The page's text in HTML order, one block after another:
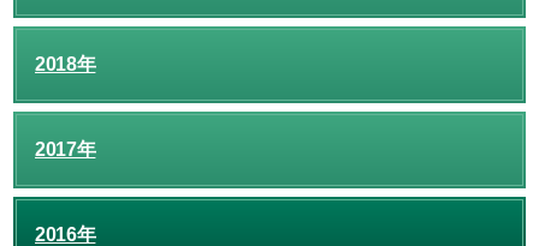
2018年
2017年
2016年